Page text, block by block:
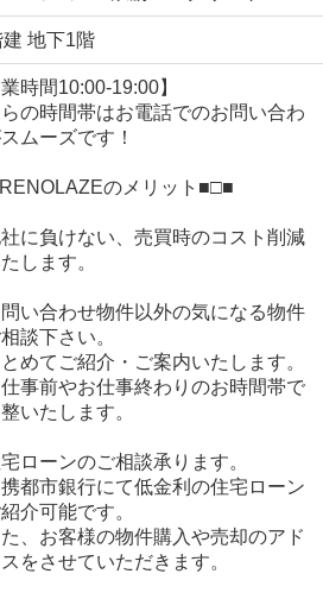
地下1階
業時間10:00-19:00】
の時間帯はお電話でのお問い合わ
ムーズです！
のメリット■□■
社に負けない、売買時のコスト削減
します。
問い合わせ物件以外の気になる物件
談下さい。
めてご紹介・ご案内いたします。
事前やお仕事終わりのお時間帯で
いたします。
宅ローンのご相談承ります。
都市銀行にて低金利の住宅ローン
介可能です。
、お客様の物件購入や売却のアド
をさせていただきます。